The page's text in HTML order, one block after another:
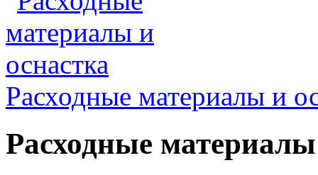
Расходные материалы и
Расходные